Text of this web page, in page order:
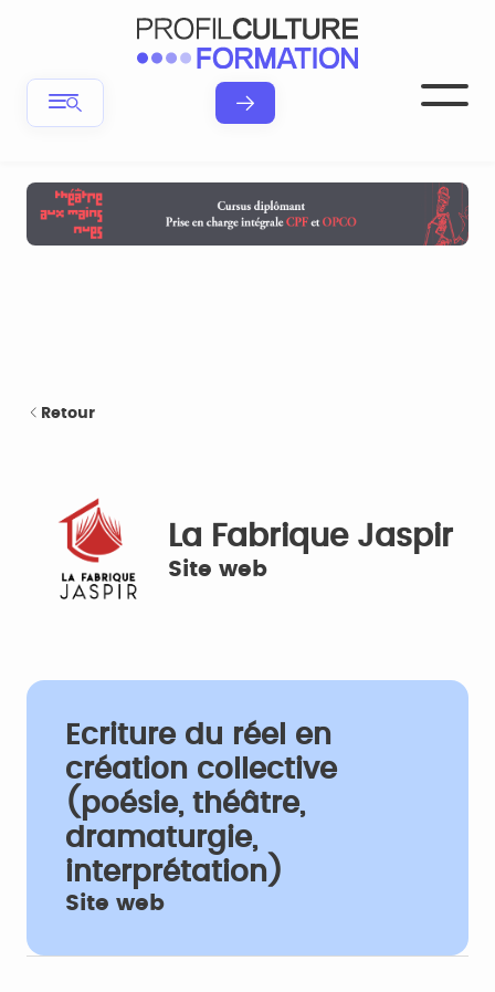
Retour
La Fabrique Jaspir
Site web
Ecriture du réel en
création collective
(poésie, théâtre,
dramaturgie,
interprétation)
Site web